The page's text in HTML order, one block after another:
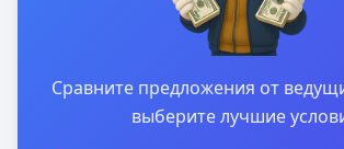
Сравните предложения от
выберите лучшие